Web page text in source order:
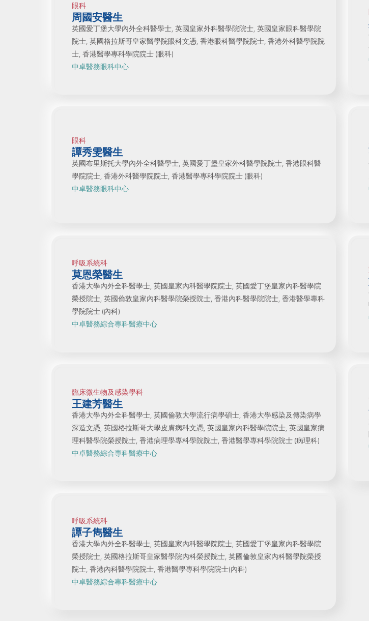
眼科
周國安醫生
英國愛丁堡大學內外全科醫學士, 英國皇家外科醫學院院士, 英國皇家眼科醫學院
院士, 英國格拉斯哥皇家醫學院眼科文憑, 香港眼科醫學院院士, 香港外科醫學院院
士, 香港醫學專科學院院士 (眼科)
中卓醫務眼科中心
眼科
譚秀雯醫生
英國布里斯托大學內外全科醫學士, 英國愛丁堡皇家外科醫學院院士, 香港眼科醫
學院院士, 香港外科醫學院院士, 香港醫學專科學院院士 (眼科)
中卓醫務眼科中心
呼吸系統科
莫恩榮醫生
香港大學內外全科醫學士, 英國皇家內科醫學院院士, 英國愛丁堡皇家內科醫學院
榮授院士, 英國倫敦皇家內科醫學院榮授院士, 香港內科醫學院院士, 香港醫學專科
學院院士 (內科)
中卓醫務綜合專科醫療中心
臨床微生物及感染學科
王建芳醫生
香港大學內外全科醫學士, 英國倫敦大學流行病學碩士, 香港大學感染及傳染病學
深造文憑, 英國格拉斯哥大學皮膚病科文憑, 英國皇家內科醫學院院士, 英國皇家病
理科醫學院榮授院士, 香港病理學專科學院院士, 香港醫學專科學院院士 (病理科)
中卓醫務綜合專科醫療中心
呼吸系統科
譚子雋醫生
香港大學內外全科醫學士, 英國皇家內科醫學院院士, 英國愛丁堡皇家內科醫學院
榮授院士, 英國格拉斯哥皇家醫學院內科榮授院士, 英國倫敦皇家內科醫學院榮授
院士, 香港內科醫學院院士, 香港醫學專科學院院士(內科)
中卓醫務綜合專科醫療中心